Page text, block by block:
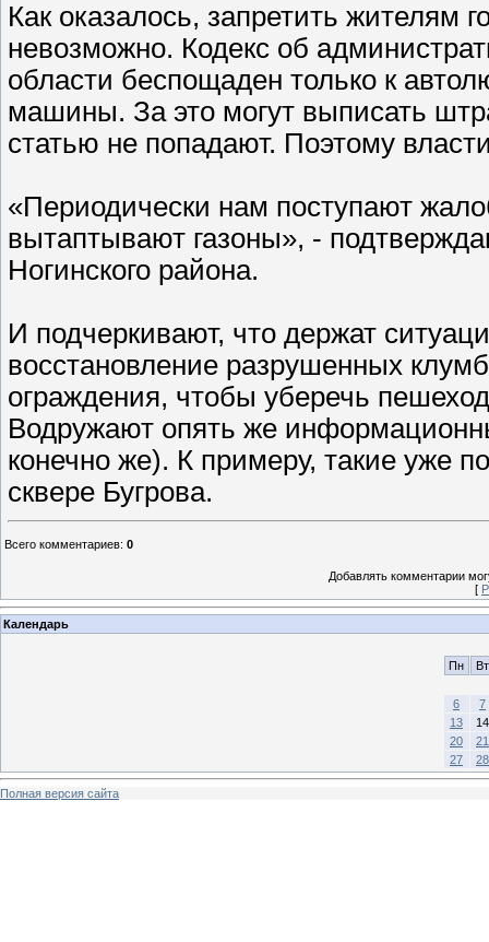
Как оказалось, запретить жителям
невозможно. Кодекс об
области беспощаден только к
машины. За это могут выписать
статью не попадают. Поэтому
«Периодически нам поступают
вытаптывают газоны», -
Ногинского района.
И подчеркивают, что держат
восстановление разрушенных
ограждения, чтобы уберечь
Водружают опять же
конечно же). К примеру, такие уже
сквере Бугрова.
Всего комментариев: 0
Добавлять комментарии
[
Календарь
Пн Вт
6
7
13
14
20
21
27
28
Полная версия сайта